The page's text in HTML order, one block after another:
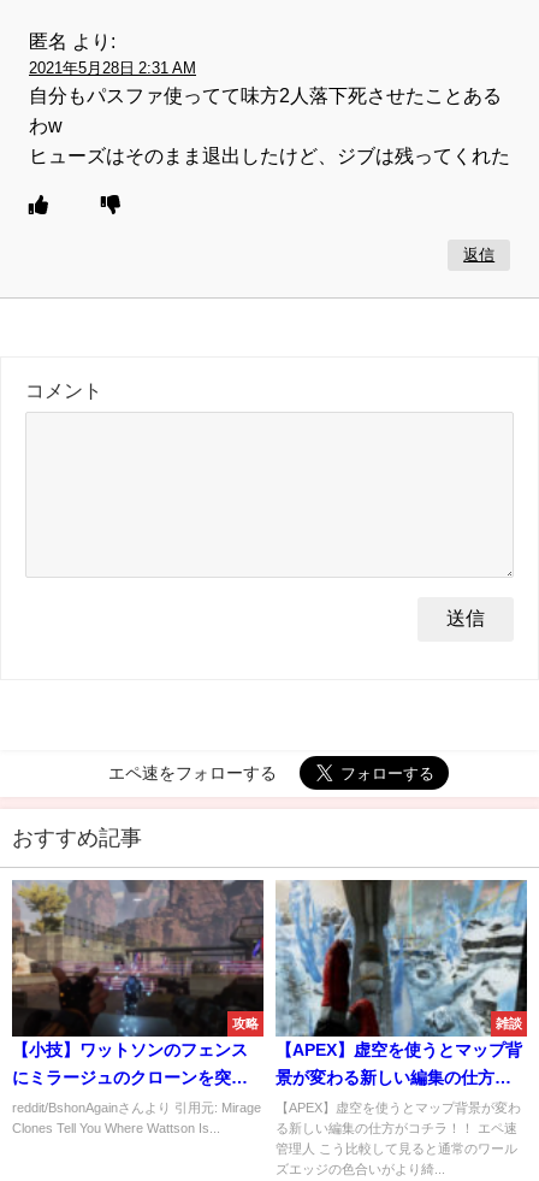
匿名 より:
2021年5月28日 2:31 AM
自分もパスファ使ってて味方2人落下死させたことある
わw
ヒューズはそのまま退出したけど、ジブは残ってくれた
返信
コメント
エペ速をフォローする
おすすめ記事
攻略
【小技】ワットソンのフェンス
にミラージュのクローンを突っ
込ませるとワットソンの位置が
分かる
reddit/BshonAgainさんより 引用元: Mirage
Clones Tell You Where Wattson Is...
雑談
【APEX】虚空を使うとマップ背
景が変わる新しい編集の仕方が
コチラ！！
【APEX】虚空を使うとマップ背景が変わ
る新しい編集の仕方がコチラ！！ エペ速
管理人 こう比較して見ると通常のワール
ズエッジの色合いがより綺...